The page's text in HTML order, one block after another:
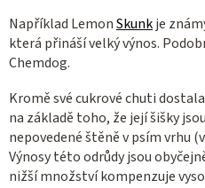
Například LemonSkunkje
která přináší velký výnos.
Chemdog.
Kromě své cukrové chuti
na základě toho, že její šišky
nepovedené štěně v psím vrhu
Výnosy této odrůdy jsou
nižší množství kompenzuje